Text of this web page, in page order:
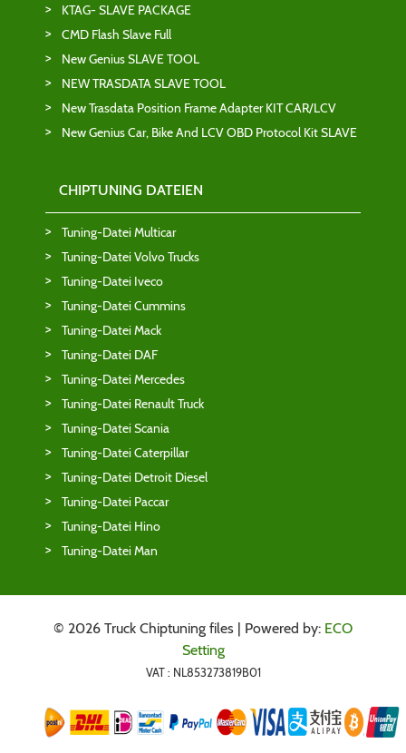
KTAG- SLAVE PACKAGE
CMD Flash Slave Full
New Genius SLAVE TOOL
NEW TRASDATA SLAVE TOOL
New Trasdata Position Frame Adapter KIT CAR/LCV
New Genius Car, Bike And LCV OBD Protocol Kit SLAVE
CHIPTUNING DATEIEN
Tuning-Datei Multicar
Tuning-Datei Volvo Trucks
Tuning-Datei Iveco
Tuning-Datei Cummins
Tuning-Datei Mack
Tuning-Datei DAF
Tuning-Datei Mercedes
Tuning-Datei Renault Truck
Tuning-Datei Scania
Tuning-Datei Caterpillar
Tuning-Datei Detroit Diesel
Tuning-Datei Paccar
Tuning-Datei Hino
Tuning-Datei Man
© 2026 Truck Chiptuning files | Powered by: ECO
Setting
VAT : NL853273819B01